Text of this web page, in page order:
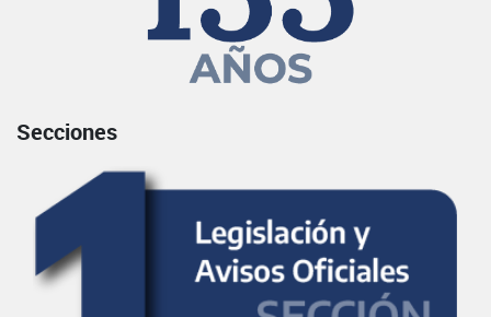
Secciones